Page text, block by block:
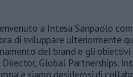
a Intesa Sanpaolo
di sviluppare ulteriormente
del brand e gli obiettivi
Director, Global Partnerships.
e siamo desiderosi di